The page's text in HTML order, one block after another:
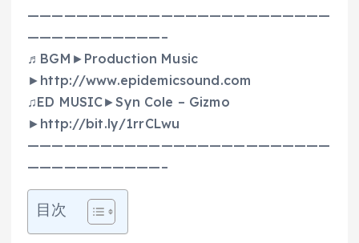
—————————————————————————
———————————–
♬BGM►Production Music
►http://www.epidemicsound.com
♫ED MUSIC►Syn Cole – Gizmo
►http://bit.ly/1rrCLwu
—————————————————————————
———————————–
目次